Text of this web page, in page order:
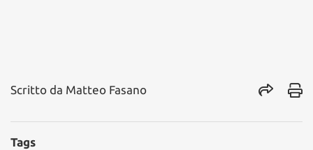
Scritto da Matteo Fasano
Tags